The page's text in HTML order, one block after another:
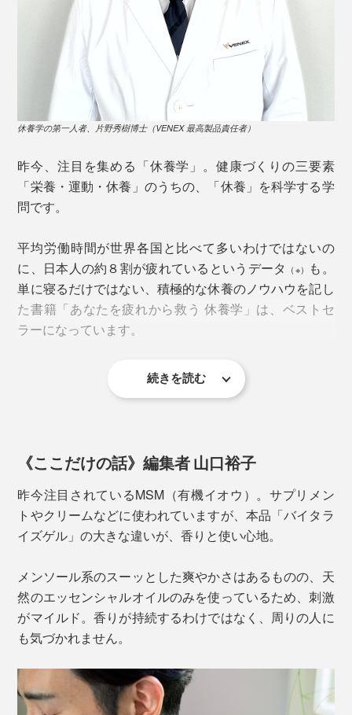
11種の植物エキスと10種の精油を独自のブレンドで配
合。最初に感じるのは、スーッと爽やかなハーブの香
り、奥に高級スパのようなアロマが広がり、刺激はマイ
ルド。合成香料は使っていません。
＜有機イオウ（ジメチルスルホン※2）＞
もともと人間の軟骨・筋肉・皮膚などにも含まれる成
本品には、樹木由来で無味無臭の「有機イオウ（※2）」
パウダーを配合しています。
写真は、VENEXスタンダードドライ＋の半袖トップスとハーフパンツ
スポーツをした後や、デスク仕事で首・肩・腰がつらく
なった時に塗ってマッサージすると、スポットリカバリ
ーに。カラダがふっと軽くなるのを感じられると思いま
す。
休養学の第一人者、片野秀樹博士（VENEX 最高製品責任者）
昨今、注目を集める「休養学」。健康づくりの三要素
「栄養・運動・休養」のうちの、「休養」を科学する学
問です。
平均労働時間が世界各国と比べて多いわけではないの
に、日本人の約８割が疲れているというデータ
（※）
も。
単に寝るだけではない、積極的な休養のノウハウを記し
た書籍「あなたを疲れから救う 休養学」は、ベストセ
ラーになっています。
※一般社団法人 日本リカバリー協会 「 リカバリー（休養・抗疲労）白書2024レポ
秀樹氏こそ、休養を科学的にサポートするためのブラン
本品は、休養学の理論を「塗るアイテム」に落とし込ん
だ、新発想の「マッサージジェルクリーム」です。
片野氏は体内の神経伝達物質について、ベネクスのホー
ムページ内でこう述べています（コラム：休養学を学ぼ
う～神経伝達物質と活力UP～）。
「活力ある毎日を送るためには神経伝達物質が大きな役
割を果たします。快感をもたらすドーパミンや、精神を
安定させるセロトニンなどは代表的な神経伝達物質。
続きを読む
《ここだけの話》編集者 山口裕子
昨今注目されているMSM（有機イオウ）。サプリメン
トやクリームなどに使われていますが、本品「バイタラ
イズゲル」の大きな違いが、香りと使い心地。
メンソール系のスーッとした爽やかさはあるものの、天
然のエッセンシャルオイルのみを使っているため、刺激
がマイルド。香りが持続するわけではなく、周りの人に
も気づかれません。